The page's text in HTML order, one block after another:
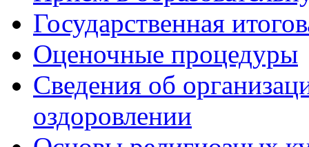
Государственная
Оценочные процедуры
Сведения об
оздоровлении